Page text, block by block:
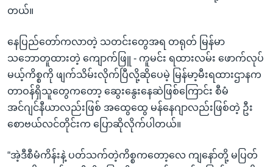
တယ်။
နေပြည်တော်ကလာတဲ့ သတင်းတွေအရ တရုတ် မြန်မာ
သဘောတူထားတဲ့ ကျောက်ဖြူ - ကူမင်း ရထားလမ်း ဖောက်လုပ်
မယ့်ကိစ္စကို ဖျက်သိမ်းလိုက်ပြီလို့ဆိုပေမဲ့ မြန်မာ့မီးရထားဌာနက
တာဝန်ရှိသူတွေကတော့ ဆွေးနွေးနေဆဲဖြစ်ကြောင်း စီမံ
အင်ဂျင်နီယာလည်းဖြစ် အထွေထွေ မန်နေဂျာလည်းဖြစ်တဲ့ ဦး
စောဗယ်လင်တိုင်းက ပြောဆိုလိုက်ပါတယ်။
“အဲ့ဒီစီမံကိန်းနဲ့ ပတ်သက်တဲ့ကိစ္စကတော့လေ ကျနော်တို့ မပြတ်